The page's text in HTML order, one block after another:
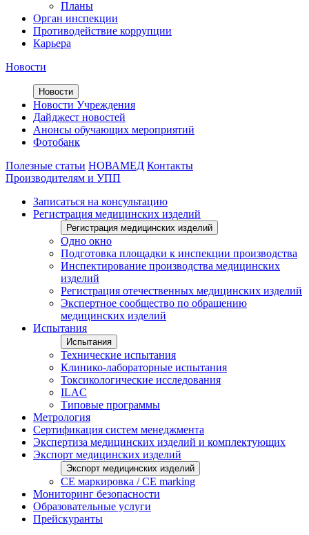
Планы
Орган инспекции
Противодействие коррупции
Карьера
Новости
Новости
Новости Учреждения
Дайджест новостей
Анонсы обучающих мероприятий
Фотобанк
Полезные статьи НОВАМЕД Контакты
Производителям и УПП
Записаться на консультацию
Регистрация медицинских изделий
Регистрация медицинских изделий
Одно окно
Подготовка площадки к инспекции производства
Инспектирование производства медицинских
изделий
Регистрация отечественных медицинских изделий
Экспертное сообщество по обращению
медицинских изделий
Испытания
Испытания
Технические испытания
Клинико-лабораторные испытания
Токсикологические исследования
ILAС
Типовые программы
Метрология
Сертификация систем менеджмента
Экспертиза медицинских изделий и комплектующих
Экспорт медицинских изделий
Экспорт медицинских изделий
CE маркировка / CE marking
Мониторинг безопасности
Образовательные услуги
Прейскуранты